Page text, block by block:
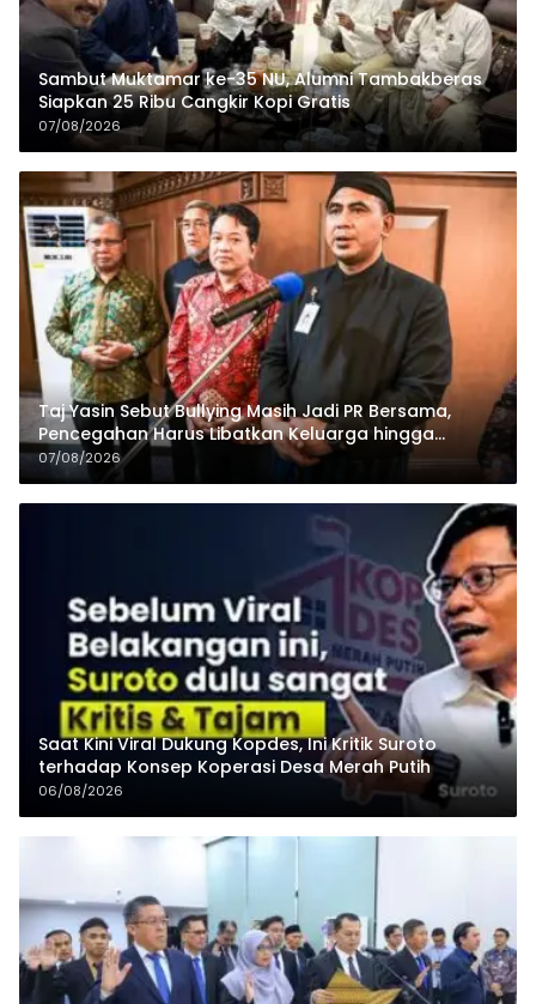
Sambut Muktamar ke-35 NU, Alumni Tambakberas
Siapkan 25 Ribu Cangkir Kopi Gratis
07/08/2026
Taj Yasin Sebut Bullying Masih Jadi PR Bersama,
Pencegahan Harus Libatkan Keluarga hingga
Pesantren
07/08/2026
Saat Kini Viral Dukung Kopdes, Ini Kritik Suroto
terhadap Konsep Koperasi Desa Merah Putih
06/08/2026